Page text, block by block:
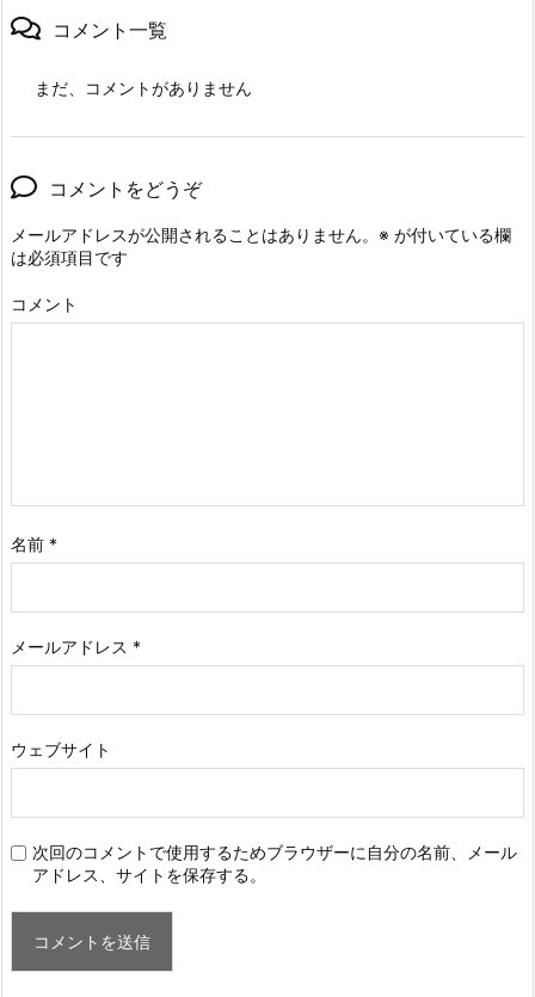
コメント一覧
まだ、コメントがありません
コメントをどうぞ
メールアドレスが公開されることはありません。 ※ が付いている欄
は必須項目です
コメント
名前 *
メールアドレス *
ウェブサイト
次回のコメントで使用するためブラウザーに自分の名前、メール
アドレス、サイトを保存する。